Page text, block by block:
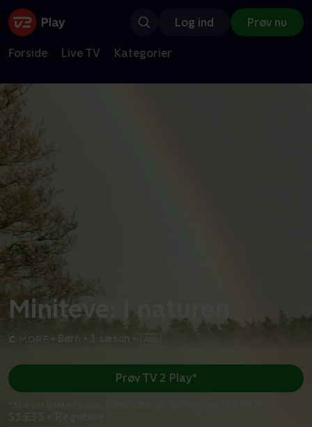
Log ind Prøv nu
Forside Live TV Kategorier
Miniteve: I naturen
• Børn • 1 sæson •
S1:E35 • Regnbue
Prøv TV 2 Play*
*Kræver pakken Basis. Administrer dit abonnement på Mit TV 2.